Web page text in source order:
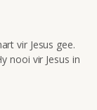
vir Jesus gee.
nooi vir Jesus in